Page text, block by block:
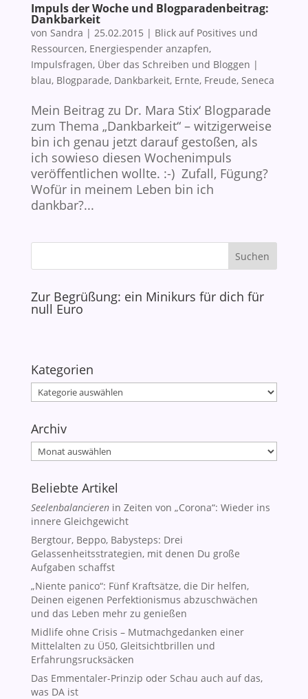
Impuls der Woche und Blogparadenbeitrag:
Dankbarkeit
von Sandra | 25.02.2015 | Blick auf Positives und
Ressourcen, Energiespender anzapfen,
Impulsfragen, Über das Schreiben und Bloggen |
blau, Blogparade, Dankbarkeit, Ernte, Freude, Seneca
Mein Beitrag zu Dr. Mara Stix‘ Blogparade
zum Thema „Dankbarkeit“ – witzigerweise
bin ich genau jetzt darauf gestoßen, als
ich sowieso diesen Wochenimpuls
veröffentlichen wollte. :-) Zufall, Fügung?
Wofür in meinem Leben bin ich
dankbar?...
Zur Begrüßung: ein Minikurs für dich für
null Euro
Kategorien
Kategorien
Archiv
Archiv
Beliebte Artikel
Seelenbalancierenin Zeiten von „Corona“: Wieder ins
innere Gleichgewicht
Bergtour, Beppo, Babysteps: Drei
Gelassenheitsstrategien, mit denen Du große
Aufgaben schaffst
„Niente panico“: Fünf Kraftsätze, die Dir helfen,
Deinen eigenen Perfektionismus abzuschwächen
und das Leben mehr zu genießen
Midlife ohne Crisis – Mutmachgedanken einer
Mittelalten zu Ü50, Gleitsichtbrillen und
Erfahrungsrucksäcken
Das Emmentaler-Prinzip oder Schau auch auf das,
was DA ist